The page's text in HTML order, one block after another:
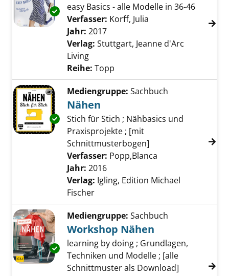
Exemplar-Details von Jersey nähen anzeigen
easy Basics - alle Modelle in 36-46
Verfasser: Korff, Julia Suche nach diesem
Jahr: 2017
Verlag: Stuttgart, Jeanne d'Arc
Living
Reihe: Topp
Exemplar-Details von Nähen anzeigen
Mediengruppe: Sachbuch
Nähen
Stich für Stich ; Nähbasics und
Praxisprojekte ; [mit
Schnittmusterbogen]
Verfasser: Popp,Blanca
Jahr: 2016
Verlag: Igling, Edition Michael
Fischer
Exemplar-Details von Workshop Nähen
Mediengruppe: Sachbuch
Workshop Nähen
learning by doing ; Grundlagen,
Techniken und Modelle ; [alle
Schnittmuster als Download]